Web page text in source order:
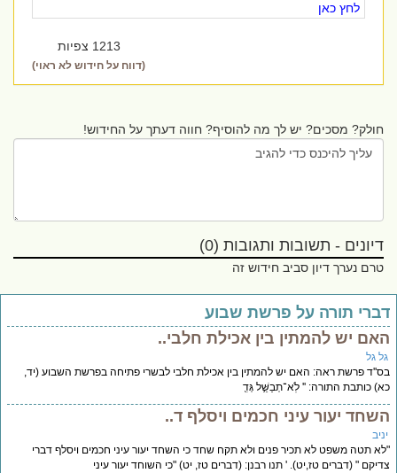
לחץ כאן
1213 צפיות
(דווח על חידוש לא ראוי)
חולק? מסכים? יש לך מה להוסיף? חווה דעתך על החידוש!
דיונים - תשובות ותגובות (0)
טרם נערך דיון סביב חידוש זה
תורה על פרשת שבוע
יש להמתין בין אכילת חלבי..
גל
פרשת ראה: האם יש להמתין בין אכילת חלבי לבשרי פתיחה בפרשת השבוע (יד,
כותבת התורה: '' לֹֽא־תְבַשֵּׁ֥ל גְּדִ֖
יעור עיני חכמים ויסלף ד..
תטה משפט לא תכיר פנים ולא תקח שחד כי השחד יעור עיני חכמים ויסלף דברי
" (דברים טז,יט). ' תנו רבנן: (דברים טז, יט) "כי השוחד יעור עיני